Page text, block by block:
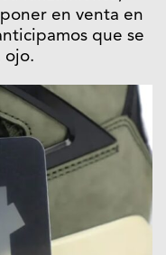
en venta en
que se
ojo.